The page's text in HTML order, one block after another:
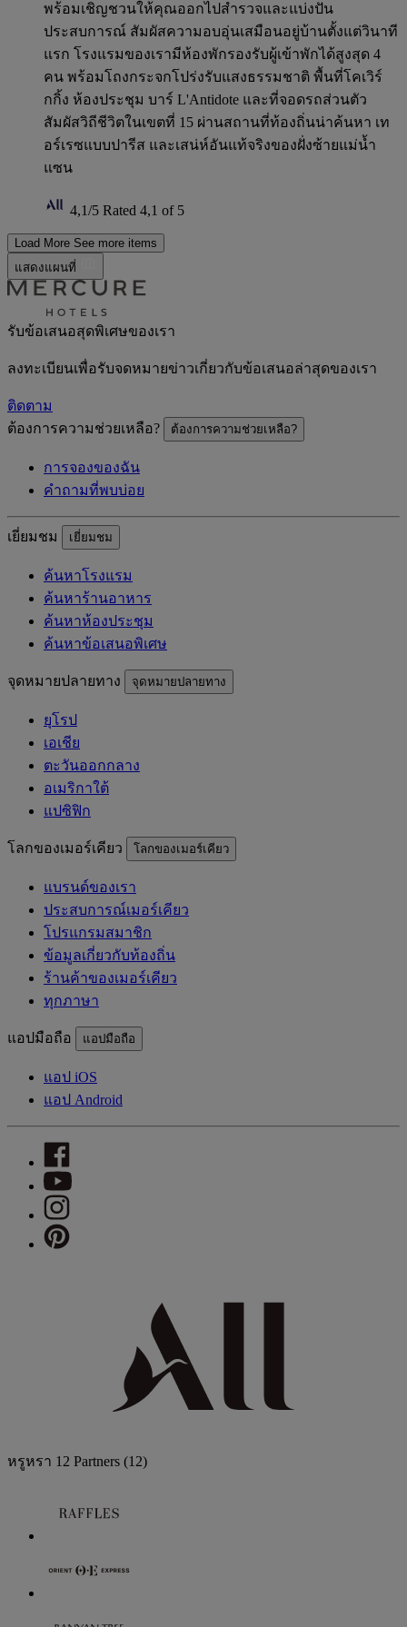
พร้อมเชิญชวนให้คุณออกไปสำรวจและแบ่งปัน
ประสบการณ์ สัมผัสความอบอุ่นเสมือนอยู่บ้านตั้งแต่วินาที
แรก โรงแรมของเรามีห้องพักรองรับผู้เข้าพักได้สูงสุด 4
คน พร้อมโถงกระจกโปร่งรับแสงธรรมชาติ พื้นที่โคเวิร์
กกิ้ง ห้องประชุม บาร์ L'Antidote และที่จอดรถส่วนตัว
สัมผัสวิถีชีวิตในเขตที่ 15 ผ่านสถานที่ท้องถิ่นน่าค้นหา เท
อร์เรซแบบปารีส และเสน่ห์อันแท้จริงของฝั่งซ้ายแม่น้ำ
แซน
4,1/5 Rated 4,1 of 5
Load More See more items
แสดงแผนที่
รับข้อเสนอสุดพิเศษของเรา
ลงทะเบียนเพื่อรับจดหมายข่าวเกี่ยวกับข้อเสนอล่าสุดของเรา
ติดตาม
ต้องการความช่วยเหลือ?
ต้องการความช่วยเหลือ?
การจองของฉัน
คำถามที่พบบ่อย
เยี่ยมชม เยี่ยมชม
ค้นหาโรงแรม
ค้นหาร้านอาหาร
ค้นหาห้องประชุม
ค้นหาข้อเสนอพิเศษ
จุดหมายปลายทาง จุดหมายปลายทาง
ยุโรป
เอเชีย
ตะวันออกกลาง
อเมริกาใต้
แปซิฟิก
โลกของเมอร์เคียว โลกของเมอร์เคียว
แบรนด์ของเรา
ประสบการณ์เมอร์เคียว
โปรแกรมสมาชิก
ข้อมูลเกี่ยวกับท้องถิ่น
ร้านค้าของเมอร์เคียว
ทุกภาษา
แอปมือถือ แอปมือถือ
แอป iOS
แอป Android
หรูหรา 12 Partners (12)